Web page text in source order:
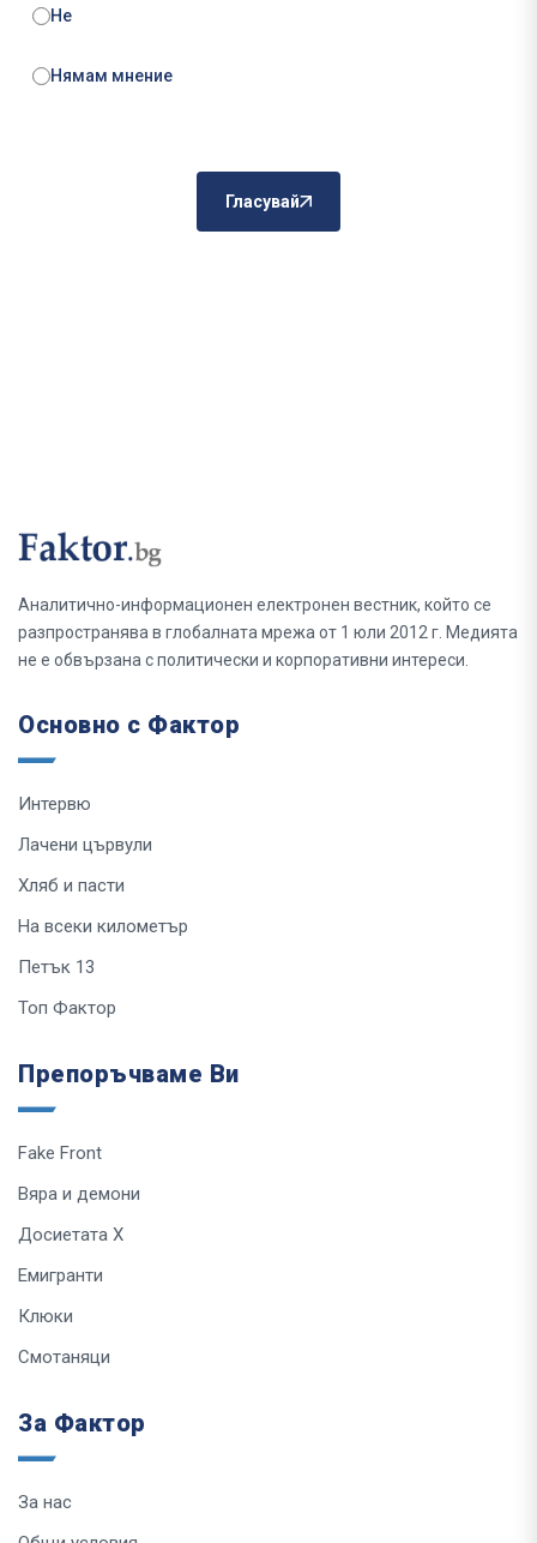
Не
Нямам мнение
Гласувай
Аналитично-информационен електронен вестник, който се
разпространява в глобалната мрежа от 1 юли 2012 г. Медията
не е обвързана с политически и корпоративни интереси.
Основно с Фактор
Интервю
Лачени цървули
Хляб и пасти
На всеки километър
Петък 13
Топ Фактор
Препоръчваме Ви
Fake Front
Вяра и демони
Досиетата Х
Емигранти
Клюки
Смотаняци
За Фактор
За нас